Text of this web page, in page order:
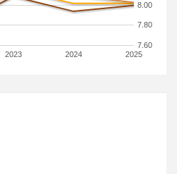
2023 2024 2025
7.60
7.80
8.00